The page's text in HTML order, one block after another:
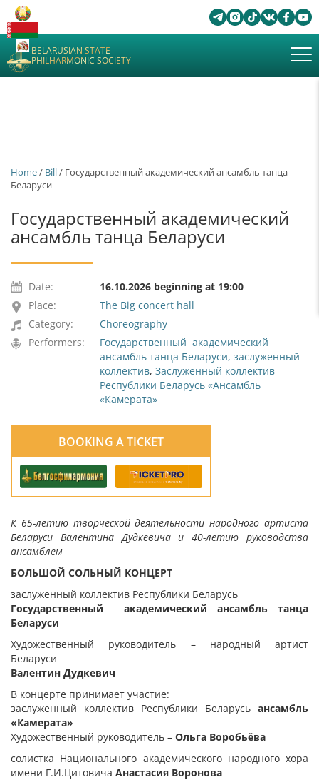
BELARUSIAN STATE
PHILHARMONIC SOCIETY
Home/ Bill/ Государственный академический ансамбль танца
Беларуси
Государственный академический
ансамбль танца Беларуси
Date:
16.10.2026 beginning at 19:00
Place:
The Big concert hall
Category:
Choreography
Performers:
Государственный академический
ансамбль танца Беларуси, заслуженный
коллектив, Заслуженный коллектив
Республики Беларусь «Ансамбль
«Камерата»
BOOKING A TICKET
К 65-летию творческой деятельности народного артиста
Беларуси Валентина Дудкевича и 40-летию руководства
ансамблем
БОЛЬШОЙ СОЛЬНЫЙ КОНЦЕРТ
заслуженный коллектив Республики Беларусь
Государственный академический ансамбль танца
Беларуси
Художественный руководитель – народный артист
Беларуси
Валентин Дудкевич
В концерте принимает участие:
заслуженный коллектив Республики Беларусь ансамбль
«Камерата»
Художественный руководитель – Ольга Воробьёва
солистка Национального академического народного хора
имени Г.И.Цитовича Анастасия Воронова